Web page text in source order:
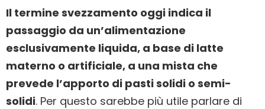
Il termine svezzamento oggi indica il
passaggio da un’alimentazione
esclusivamente liquida, a base di latte
materno o artificiale, a una mista che
prevede l’apporto di pasti solidi o semi-
solidi. Per questo sarebbe più utile parlare di